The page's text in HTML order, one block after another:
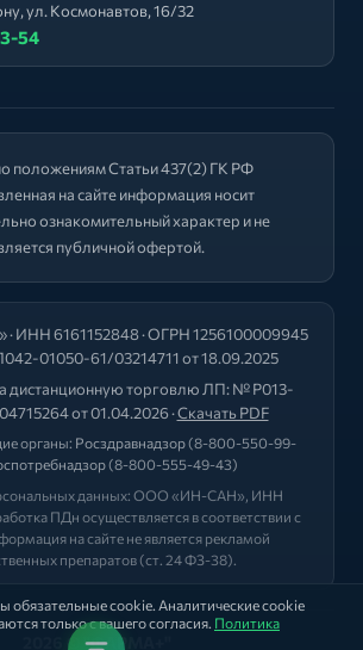
обязательные cookie. Аналитические cookie
только с вашего согласия. Политика
ул. Космонавтов, 16/32
54
положениям Статьи 437(2) ГК РФ
на сайте информация носит
ознакомительный характер и не
публичной офертой.
6161152848 · ОГРН 1256100009945
01050-61/03214711 от 18.09.2025
дистанционную торговлю ЛП: № Р013-
от 01.04.2026 ·Скачать PDF
органы: Росздравнадзор(8-800-550-99-
(8-800-555-49-43)
данных: ООО «ИН-САН», ИНН
ПДн осуществляется в соответствии с
на сайте не является рекламой
препаратов (ст. 24 ФЗ-38).
2026 © "ФАРМА+"